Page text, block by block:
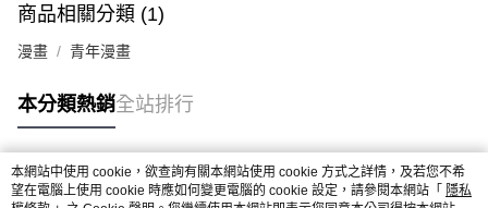
商品相關分類 (1)
漫畫 青年漫畫
本分類熱銷全站排行
熱門標籤
本網站中使用 cookie，欲查詢有關本網站使用 cookie 方式之詳情，及若您不希
望在電腦上使用 cookie 時應如何變更電腦的 cookie 設定，請參閱本網站「 隱私